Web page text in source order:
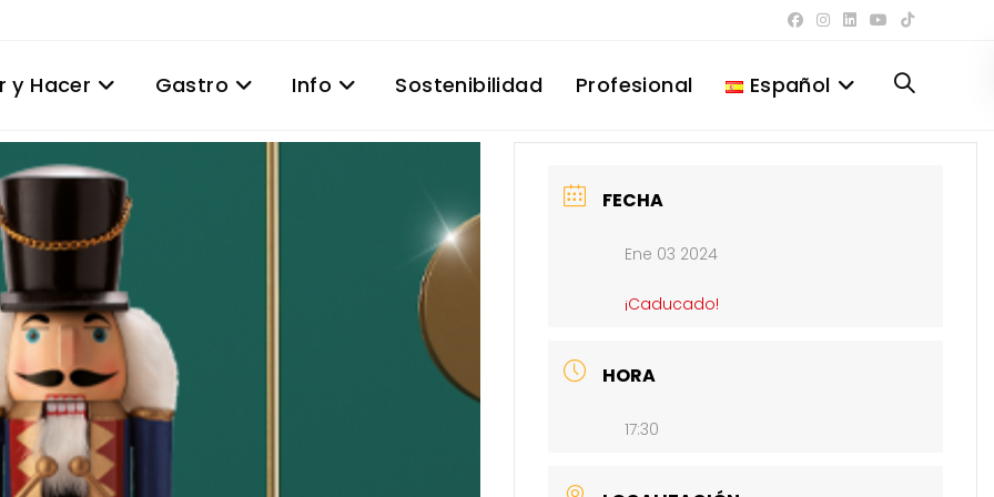
y Hacer Gastro Info Sostenibilidad Profesional Español Alternar
FECHA
Ene 03 2024
¡Caducado!
HORA
17:30